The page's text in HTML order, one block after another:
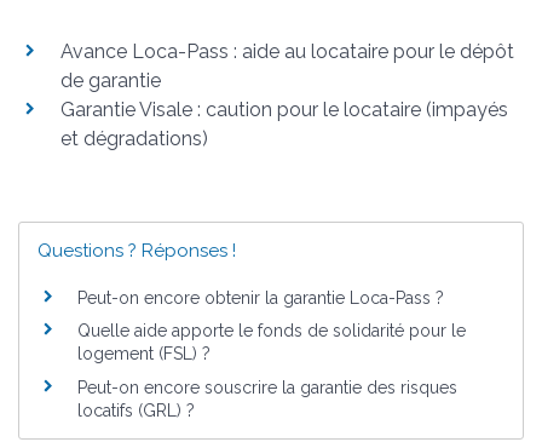
Avance Loca-Pass : aide au locataire pour le dépôt
de garantie
Garantie Visale : caution pour le locataire (impayés
et dégradations)
Questions ? Réponses !
Peut-on encore obtenir la garantie Loca-Pass ?
Quelle aide apporte le fonds de solidarité pour le
logement (FSL) ?
Peut-on encore souscrire la garantie des risques
locatifs (GRL) ?